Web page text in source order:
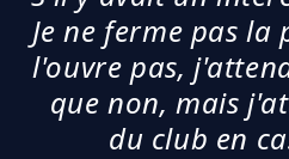
Je ne ferme pas la
l'ouvre pas,
que non, mais
du club en